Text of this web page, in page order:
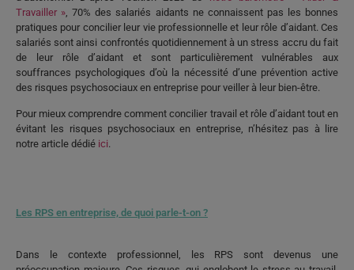
Travailler » , 70% des salariés aidants ne connaissent pas les bonnes
pratiques pour concilier leur vie professionnelle et leur rôle d’aidant. Ces
salariés sont ainsi confrontés quotidiennement à un stress accru du fait
de leur rôle d’aidant et sont particulièrement vulnérables aux
souffrances psychologiques d’où la nécessité d’une prévention active
des risques psychosociaux en entreprise pour veiller à leur bien-être.
Pour mieux comprendre comment concilier travail et rôle d’aidant tout en
évitant les risques psychosociaux en entreprise, n’hésitez pas à lire
notre article dédié ici.
Les RPS en entreprise, de quoi parle-t-on ?
Dans le contexte professionnel, les RPS sont devenus une